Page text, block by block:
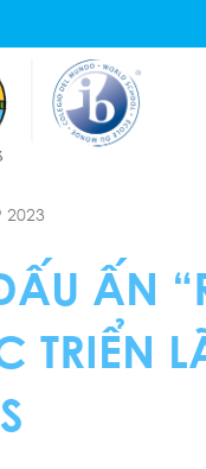
2023
ẤN
TRIỂN